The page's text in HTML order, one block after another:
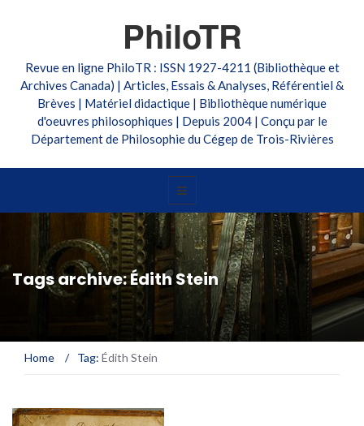
PhiloTR
Revue en ligne PhiloTR : ISSN 1927-4211 (Bibliothèque et
Archives Canada) | Articles, Essais & Analyses, Référentiel &
Brèves | Matériel didactique | Bibliothèque numérique
d'oeuvres philosophiques | Depuis 2004 | Conçu par le
Département de Philosophie du Cégep de Trois-Rivières
Tags archive: Édith Stein
Home / Tag: Édith Stein